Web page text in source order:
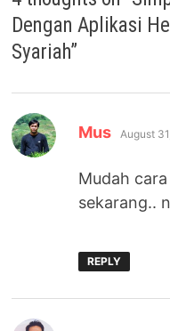
Dengan Aplikasi
Syariah”
Mus says:
August
Mudah
sekarang..
REPLY